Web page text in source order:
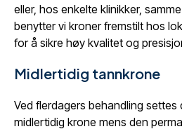
eller, hos enkelte klinikker,
benytter vi kroner fremstilt hos
for å sikre høy kvalitet og
Midlertidig tannkrone
Ved flerdagers behandling settes
midlertidig krone mens den